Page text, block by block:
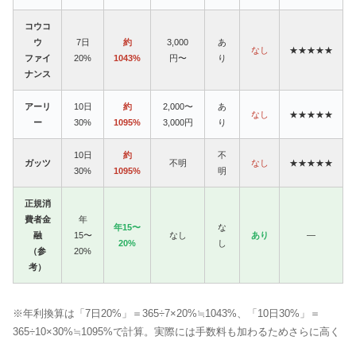
コウコ
ウ
ファイ
ナンス
7日
20%
約
1043%
3,000
円〜
あ
り
なし ★★★★★
アーリ
ー
10日
30%
約
1095%
2,000〜
3,000円
あ
り
なし ★★★★★
ガッツ
10日
30%
約
1095%
不明
不
明
なし ★★★★★
正規消
費者金
融
（参
考）
年
15〜
20%
年15〜
20%
なし
な
し
あり —
※年利換算は「7日20%」＝365÷7×20%≒1043%、「10日30%」＝
365÷10×30%≒1095%で計算。実際には手数料も加わるためさらに高く